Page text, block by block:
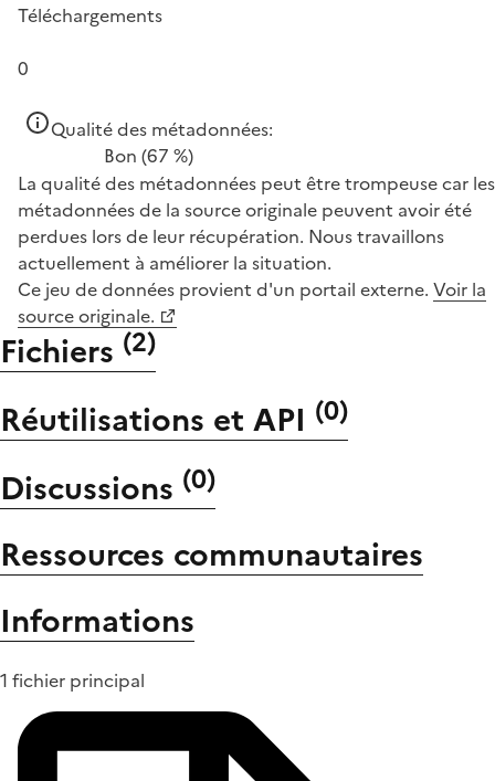
Téléchargements
0
Qualité des métadonnées:
Bon (67 %)
La qualité des métadonnées peut être trompeuse car les
métadonnées de la source originale peuvent avoir été
perdues lors de leur récupération. Nous travaillons
actuellement à améliorer la situation.
Ce jeu de données provient d'un portail externe. Voir la
source originale.
Fichiers (2)
Réutilisations et API (0)
Discussions (0)
Ressources communautaires
Informations
1 fichier principal